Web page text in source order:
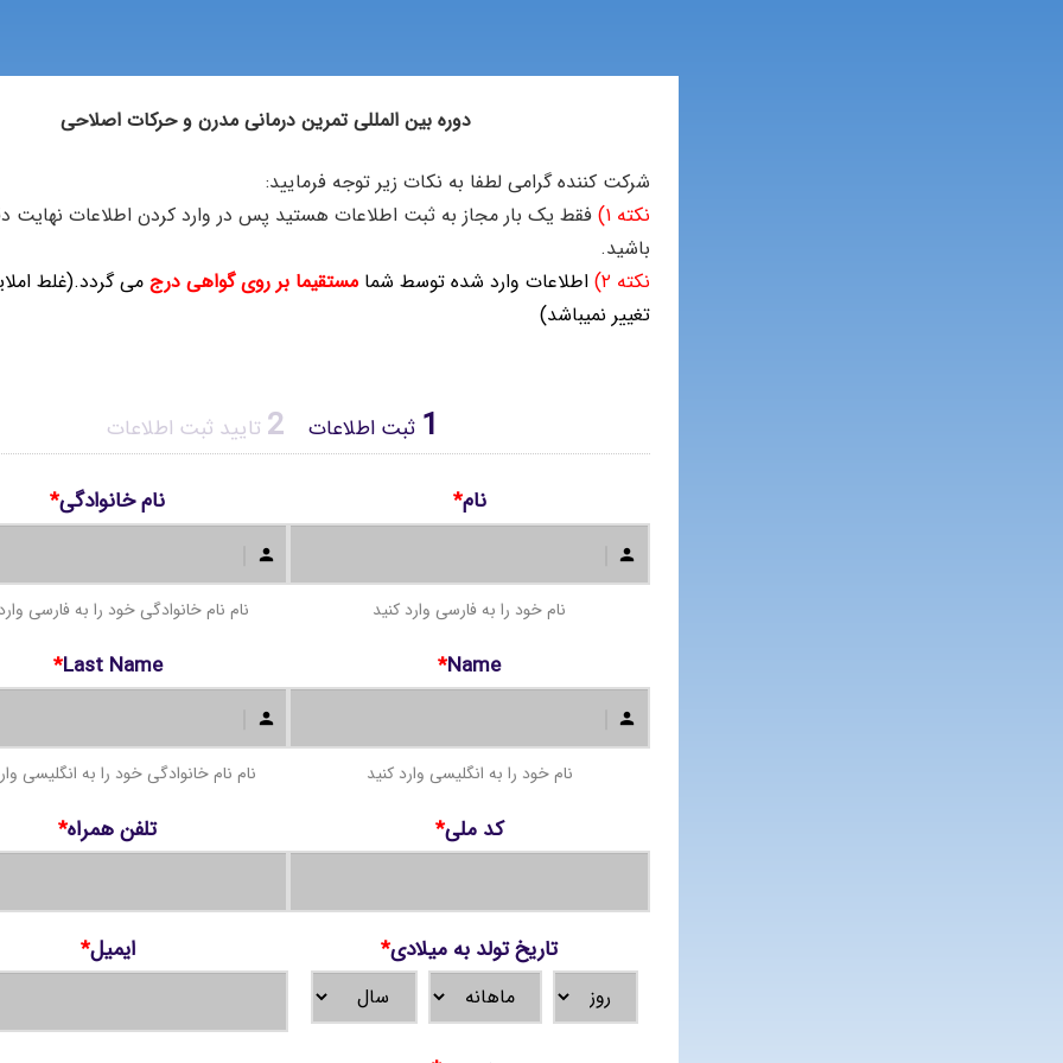
دوره بین المللی تمرین درمانی مدرن و حرکات اصلاحی
شرکت کننده گرامی لطفا به نکات زیر توجه فرمایید:
نکته ۱)
فقط یک بار مجاز به ثبت اطلاعات هستید پس در وارد کردن اطلاعات نهایت
باشید.
نکته ۲)
اطلاعات وارد شده توسط شما مستقیما بر روی گواهی درج می گردد.(غلط
تغییر نمیباشد)
1 ثبت اطلاعات 2 تایید ثبت اطلاعات
نام*
نام خود را به فارسی وارد کنید
نام خانوادگی*
نام نام خانوادگی خود را به فارسی
Name
*
نام خود را به انگلیسی وارد کنید
Last Name
*
نام نام خانوادگی خود را به انگلیسی
کد ملی* تلفن همراه*
تاریخ تولد به میلادی* ایمیل*